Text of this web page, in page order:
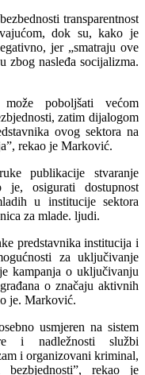
transparentnost
dok su, kako je
jer „smatraju ove
zbog nasleđa socijalizma.
može poboljšati većom
zatim dijalogom
ovog sektora na
rekao je Marković.
publikacije stvaranje
osigurati dostupnost
u institucije sektora
za mlade. ljudi.
predstavnika institucija i
za uključivanje
kampanja o uključivanju
o značaju aktivnih
je. Marković.
usmjeren na sistem
i nadležnosti službi
i organizovani kriminal,
rekao je